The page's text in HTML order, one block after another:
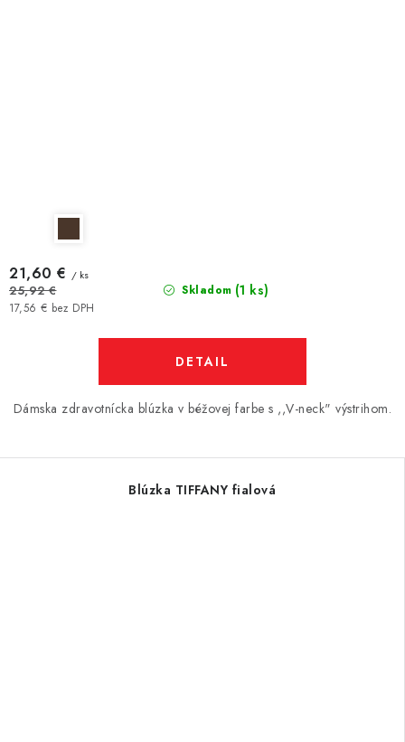
Skladom (1 ks)
17,56 € bez DPH
21,60 € / ks
25,92 €
DETAIL
Dámska zdravotnícka blúzka v béžovej farbe s ,,V-neck" výstrihom.
Blúzka TIFFANY fialová